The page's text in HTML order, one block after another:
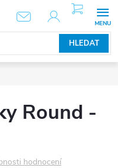
HLEDAT
NÁKUPNÍ
KOŠÍK
Round -
hodnocení